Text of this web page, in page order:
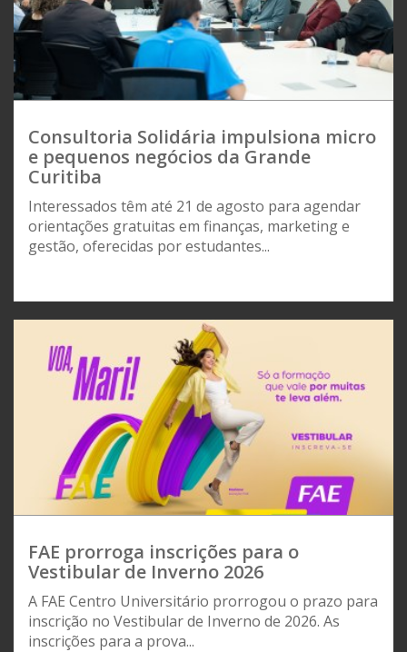
Consultoria Solidária impulsiona micro
e pequenos negócios da Grande
Curitiba
Interessados têm até 21 de agosto para agendar
orientações gratuitas em finanças, marketing e
gestão, oferecidas por estudantes...
FAE prorroga inscrições para o
Vestibular de Inverno 2026
A FAE Centro Universitário prorrogou o prazo para
inscrição no Vestibular de Inverno de 2026. As
inscrições para a prova...